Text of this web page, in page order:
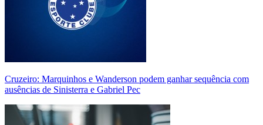
Cruzeiro: Marquinhos e Wanderson podem ganhar sequência com
ausências de Sinisterra e Gabriel Pec